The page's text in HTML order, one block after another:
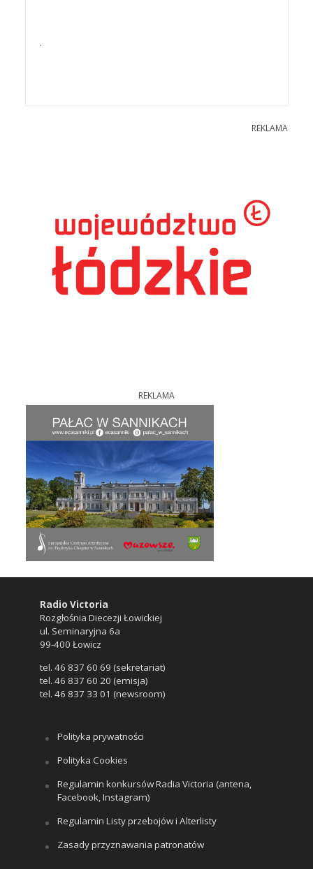
.
REKLAMA
REKLAMA
Radio Victoria
Rozgłośnia Diecezji Łowickiej
ul. Seminaryjna 6a
99-400 Łowicz
tel. 46 837 60 69 (sekretariat)
tel. 46 837 60 20 (emisja)
tel. 46 837 33 01 (newsroom)
Polityka prywatności
Polityka Cookies
Regulamin konkursów Radia Victoria (antena,
Facebook, Instagram)
Regulamin Listy przebojów i Alterlisty
Zasady przyznawania patronatów